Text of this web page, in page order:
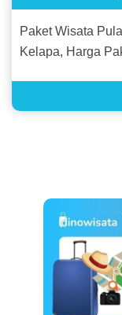
Paket Wisata
Kelapa, Harga